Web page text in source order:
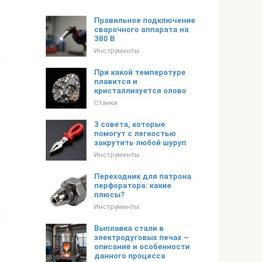
Правильное подключение
сварочного аппарата на
380 В
Инструменты
При какой температуре
плавится и
кристаллизуется олово
Станки
3 совета, которые
помогут с легкостью
закрутить любой шуруп
Инструменты
Переходник для патрона
перфоратора: какие
плюсы?
Инструменты
Выплавка стали в
электродуговых печах –
описание и особенности
данного процесса